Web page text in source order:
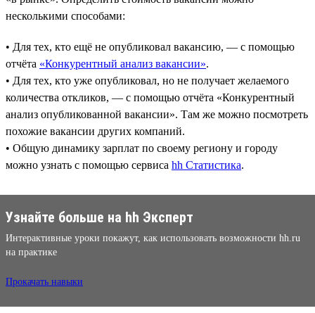
несколькими способами:
• Для тех, кто ещё не опубликовал вакансию, — с помощью
отчёта «Конкурентный анализ вакансии».
• Для тех, кто уже опубликовал, но не получает желаемого
количества откликов, — с помощью отчёта «Конкурентный
анализ опубликованной вакансии». Там же можно посмотреть
похожие вакансии других компаний.
• Общую динамику зарплат по своему региону и городу
можно узнать с помощью сервиса hh Статистика.
Узнайте больше на hh Эксперт
Интерактивные уроки покажут, как использовать возможности hh.ru
на практике
Прокачать навыки